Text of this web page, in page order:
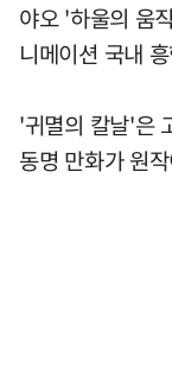
야오 '하울의 움
니메이션 국내
'귀멸의 칼날'은
동명 만화가 원